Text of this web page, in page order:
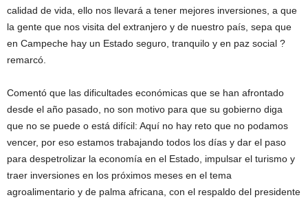
calidad de vida, ello nos llevará a tener mejores inversiones, a que
la gente que nos visita del extranjero y de nuestro país, sepa que
en Campeche hay un Estado seguro, tranquilo y en paz social ?
remarcó.
Comentó que las dificultades económicas que se han afrontado
desde el año pasado, no son motivo para que su gobierno diga
que no se puede o está difícil: Aquí no hay reto que no podamos
vencer, por eso estamos trabajando todos los días y dar el paso
para despetrolizar la economía en el Estado, impulsar el turismo y
traer inversiones en los próximos meses en el tema
agroalimentario y de palma africana, con el respaldo del presidente